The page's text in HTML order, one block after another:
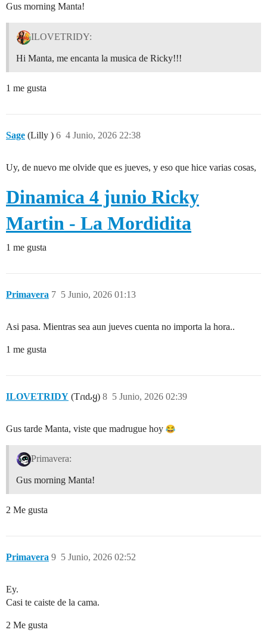
Gus morning Manta!
ILOVETRIDY:
Hi Manta, me encanta la musica de Ricky!!!
1 me gusta
Sage (Lilly ) 4 Junio, 2026 22:38
6
Uy, de nuevo me olvide que es jueves, y eso que hice varias cosas,
Dinamica 4 junio Ricky
Martin - La Mordidita
1 me gusta
Primavera 5 Junio, 2026 01:13
7
Asi pasa. Mientras sea aun jueves cuenta no importa la hora..
1 me gusta
ILOVETRIDY (Tɾιԃყ) 5 Junio, 2026 02:39
8
Gus tarde Manta, viste que madrugue hoy
Primavera:
Gus morning Manta!
2 Me gusta
Primavera 5 Junio, 2026 02:52
9
Ey.
Casi te caiste de la cama.
2 Me gusta